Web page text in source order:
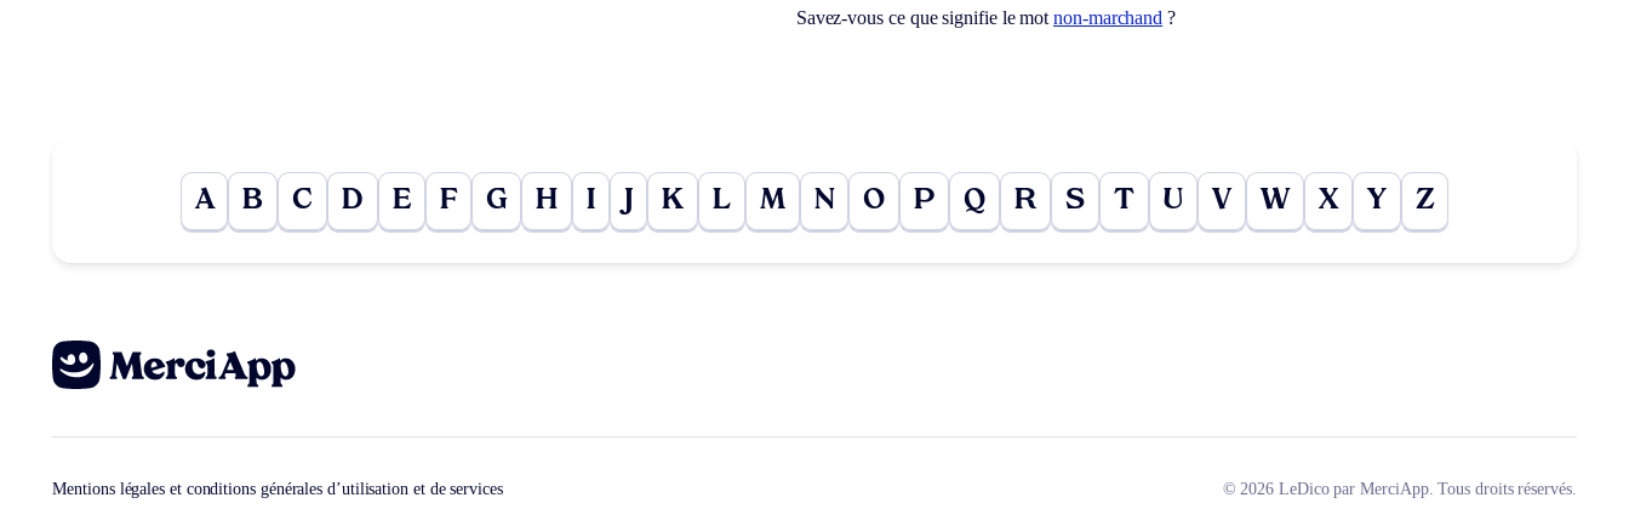
Savez-vous ce que signifie le motnon-marchand ?
A B C D E F G H I K L M N O P Q R S T U V W X Y Z
Mentions légales et conditions générales d’utilisation et de services © 2026 LeDico par MerciApp. Tous droits réservés.